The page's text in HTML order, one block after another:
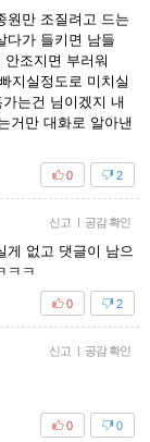
원만 조질려고 드는
다가 들키면 남들
조지면 부러워
지실정도로 미치실
는건 님이겠지 내
거만 대화로 알아낸
2
0
신고 | 공감 확인
게 없고 댓글이 남으
ㅋㅋ
2
0
신고 | 공감 확인
0
0